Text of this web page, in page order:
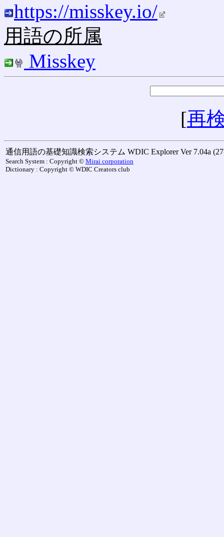
https://misskey.io/
用語の所属
Misskey
[再
通信用語の基礎知識検索システム WDIC Explorer Ver 7.04a
Search System : Copyright © Mirai corporation
Dictionary : Copyright © WDIC Creators club